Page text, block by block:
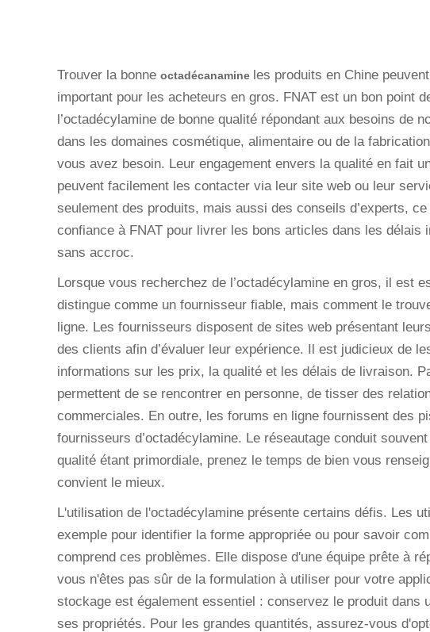
Trouver la bonne octadécanamine les produits en Chine
important pour les acheteurs en gros. FNAT est un bon point
l’octadécylamine de bonne qualité répondant aux besoins de
dans les domaines cosmétique, alimentaire ou de la
vous avez besoin. Leur engagement envers la qualité en fait
peuvent facilement les contacter via leur site web ou leur
seulement des produits, mais aussi des conseils d’experts,
confiance à FNAT pour livrer les bons articles dans les
sans accroc.
Lorsque vous recherchez de l’octadécylamine en gros, il est
distingue comme un fournisseur fiable, mais comment le
ligne. Les fournisseurs disposent de sites web présentant
des clients afin d’évaluer leur expérience. Il est judicieux de
informations sur les prix, la qualité et les délais de livraison.
permettent de se rencontrer en personne, de tisser des
commerciales. En outre, les forums en ligne fournissent des
fournisseurs d’octadécylamine. Le réseautage conduit
qualité étant primordiale, prenez le temps de bien vous
convient le mieux.
L'utilisation de l'octadécylamine présente certains défis. Les
exemple pour identifier la forme appropriée ou pour savoir
comprend ces problèmes. Elle dispose d'une équipe prête à
vous n'êtes pas sûr de la formulation à utiliser pour votre
stockage est également essentiel : conservez le produit dans
ses propriétés. Pour les grandes quantités, assurez-vous